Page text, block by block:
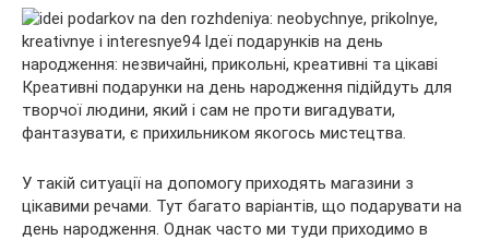
Креативні подарунки на день народження підійдуть для
творчої людини, який і сам не проти вигадувати,
фантазувати, є прихильником якогось мистецтва.
У такій ситуації на допомогу приходять магазини з
цікавими речами. Тут багато варіантів, що подарувати на
день народження. Однак часто ми туди приходимо в